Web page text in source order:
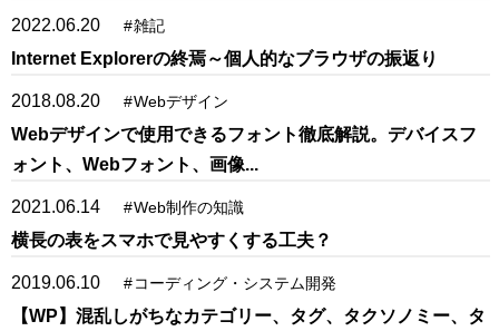
2022.06.20 #雑記
Internet Explorerの終焉～個人的なブラウザの振返り
2018.08.20 #Webデザイン
Webデザインで使用できるフォント徹底解説。デバイスフ
ォント、Webフォント、画像...
2021.06.14 #Web制作の知識
横長の表をスマホで見やすくする工夫？
2019.06.10 #コーディング・システム開発
【WP】混乱しがちなカテゴリー、タグ、タクソノミー、タ